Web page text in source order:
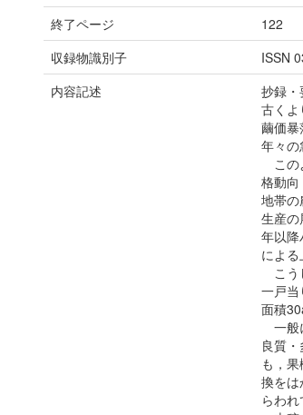
終了ページ
122
収録物識別子
ISSN
内容記述
抄録・
古く
繭価
年々の
この
格動
地帯
生産
年以
によ
こう
一戸
面積
一般
良質
も，
換を
らわ